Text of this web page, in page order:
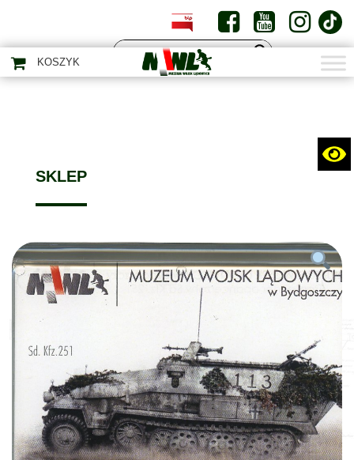
PL EN
KOSZYK
SKLEP